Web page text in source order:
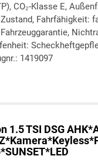
CO₂-Klasse E,
Fahrfähigkeit:
1419097
Fahrzeugexposé drucken
1.5 TSI DSG